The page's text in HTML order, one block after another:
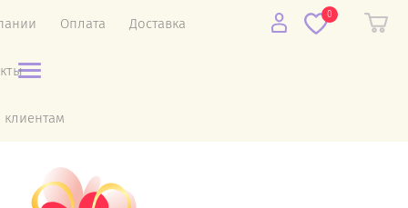
Оплата Доставка
0